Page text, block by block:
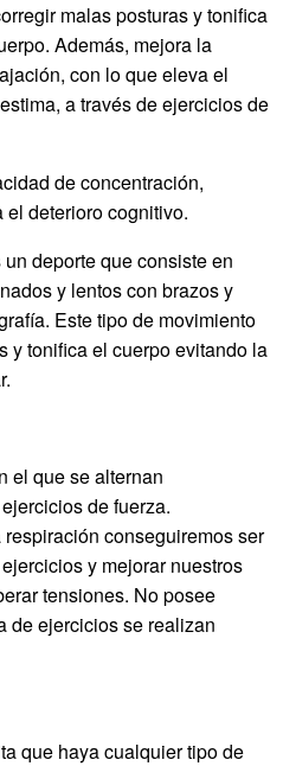
malas posturas y tonifica
Además, mejora la
con lo que eleva el
a través de ejercicios de
de concentración,
el deterioro cognitivo.
deporte que consiste en
y lentos con brazos y
Este tipo de movimiento
y tonifica el cuerpo evitando la
el que se alternan
de fuerza.
conseguiremos ser
y mejorar nuestros
tensiones. No posee
de ejercicios se realizan
que haya cualquier tipo de